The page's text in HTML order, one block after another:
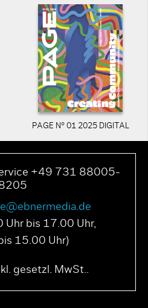
PAGE N° 01 2025 DIGITAL
+49 731 88005-
Uhr bis 17.00 Uhr,
15.00 Uhr)
gesetzl. MwSt..